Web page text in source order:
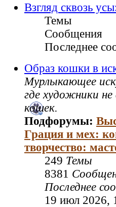
Взгляд сквозь
Темы
Сообщения
Последнее
Образ кошки в
Мурлыкающее
где художники
кошек.
Подфорумы:
Грация и мех:
творчество:
249 Темы
8381
Последнее
19 июл 2026,